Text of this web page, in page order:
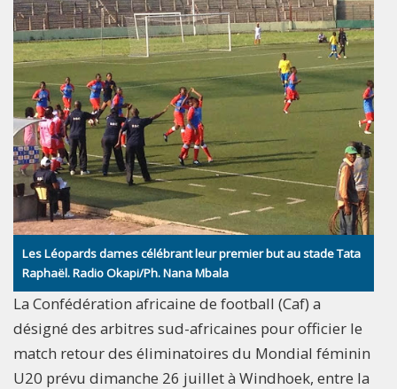
Les Léopards dames célébrant leur premier but au stade Tata
Raphaël. Radio Okapi/Ph. Nana Mbala
La Confédération africaine de football (Caf) a
désigné des arbitres sud-africaines pour officier le
match retour des éliminatoires du Mondial féminin
U20 prévu dimanche 26 juillet à Windhoek, entre la